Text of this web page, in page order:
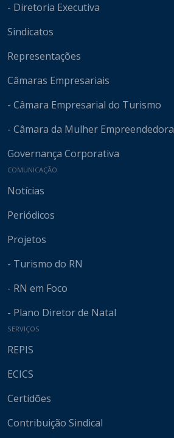
- Diretoria Executiva
Sindicatos
Representações
Câmaras Empresariais
- Câmara Empresarial do Turismo
- Câmara da Mulher Empreendedora
Governança Corporativa
COMUNICAÇÃO
Notícias
Periódicos
Projetos
- Turismo do RN
- RN em Foco
- Plano Diretor de Natal
SERVIÇOS
REPIS
ECICS
Certidões
Contribuição Sindical